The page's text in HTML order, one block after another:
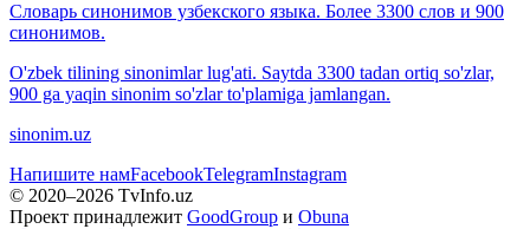
Словарь синонимов узбекского языка. Более 3300 слов и 900
синонимов.
O'zbek tilining sinonimlar lug'ati. Saytda 3300 tadan ortiq so'zlar,
900 ga yaqin sinonim so'zlar to'plamiga jamlangan.
sinonim.uz
Напишите намFacebookTelegramInstagram
© 2020–2026 TvInfo.uz
Проект принадлежит GoodGroup и Obuna